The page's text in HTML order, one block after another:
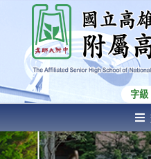
內
容
國立高雄師範大學附屬高級
High School of National
字級
AFFILIATED SENIOR